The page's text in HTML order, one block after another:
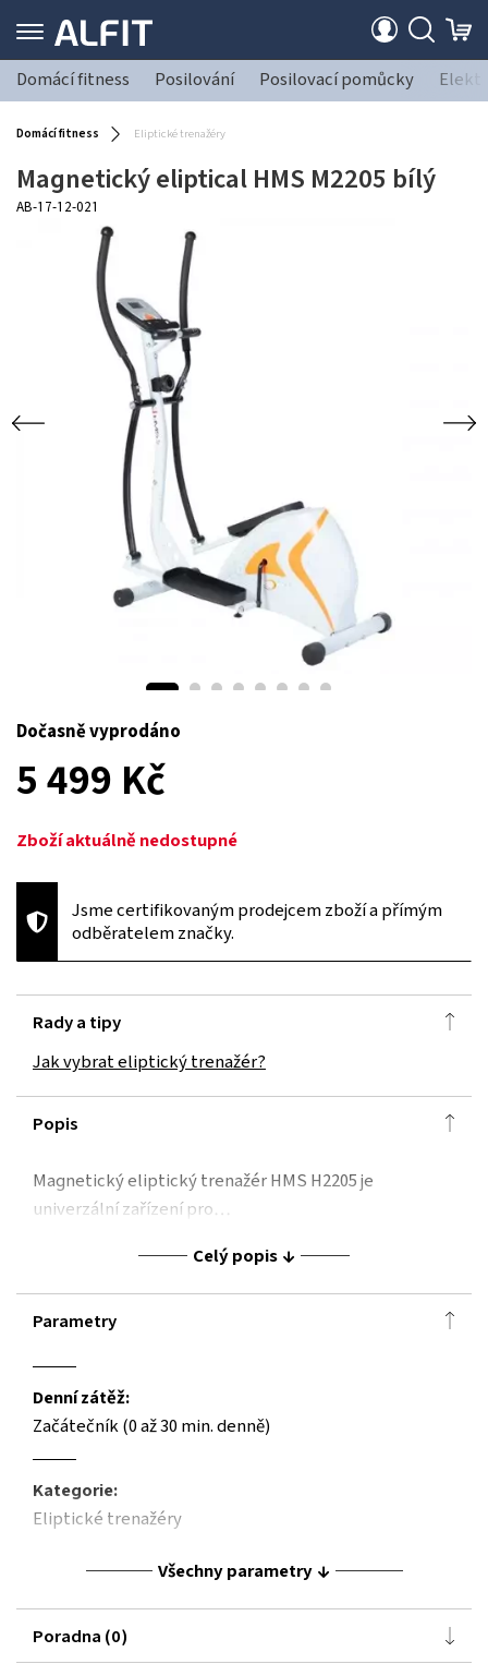
Domácí fitness Posilování Posilovací pomůcky
Domácí fitness Eliptické trenažéry
Magnetický eliptical HMS M2205 bílý
AB-17-12-021
Dočasně vyprodáno
5 499 Kč
Zboží aktuálně nedostupné
Jsme certifikovaným prodejcem zboží a přímým
odběratelem značky.
Rady a tipy
Jak vybrat eliptický trenažér?
Popis
Magnetický eliptický trenažér HMS H2205 je
univerzální zařízení pro…
Celý popis
Parametry
Denní zátěž:
Začátečník (0 až 30 min. denně)
Kategorie:
Eliptické trenažéry
Všechny parametry
Poradna (0)